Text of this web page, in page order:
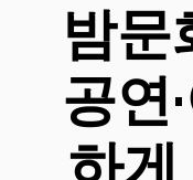
밤문
공연
하게